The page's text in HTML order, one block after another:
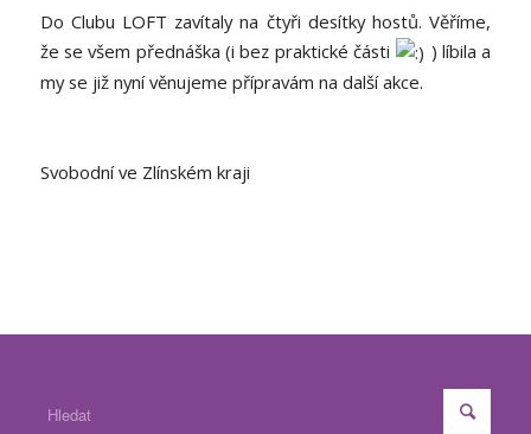
Do Clubu LOFT zavítaly na čtyři desítky hostů. Věříme,
že se všem přednáška (i bez praktické části
) líbila a
my se již nyní věnujeme přípravám na další akce.
Svobodní ve Zlínském kraji